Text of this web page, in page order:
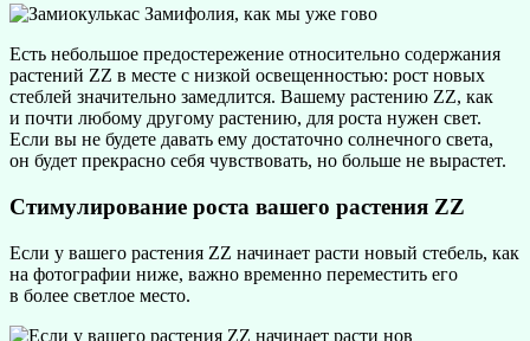
Есть небольшое предостережение относительно содержания
растений ZZ в месте с низкой освещенностью: рост новых
стеблей значительно замедлится. Вашему растению ZZ, как
и почти любому другому растению, для роста нужен свет.
Если вы не будете давать ему достаточно солнечного света,
он будет прекрасно себя чувствовать, но больше не вырастет.
Стимулирование роста вашего растения ZZ
Если у вашего растения ZZ начинает расти новый стебель, как
на фотографии ниже, важно временно переместить его
в более светлое место.